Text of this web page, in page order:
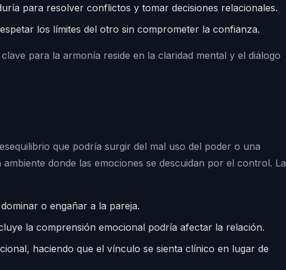
para resolver conflictos y tomar decisiones relacionales.
los límites del otro sin comprometer la confianza.
para la armonía reside en la claridad mental y el diálogo
que podría surgir del mal uso del poder o una
donde las emociones se descuidan por el control. La
o engañar a la pareja.
la comprensión emocional podría afectar la relación.
haciendo que el vínculo se sienta clínico en lugar de